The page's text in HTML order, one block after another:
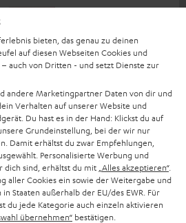
Spaß, sondern auch der
ist mit dem Cinebar eine echte
Freude“
hifitest.de
09.07.2014
Mehr...
bieten, das genau zu deinen
auf diesen Webseiten Cookies und
auch von Dritten - und setzt Dienste zur
andere Marketingpartner Daten von dir und
Verhalten auf unserer Website und
Du hast es in der Hand: Klickst du auf
Grundeinstellung, bei der wir nur
Damit erhältst du zwar Empfehlungen,
Personalisierte Werbung und
dich sind, erhältst du mit „Alles akzeptieren“.
aller Cookies ein sowie der Weitergabe und
Staaten außerhalb der EU/des EWR. Für
du jede Kategorie auch einzeln aktivieren
übernehmen“ bestätigen.